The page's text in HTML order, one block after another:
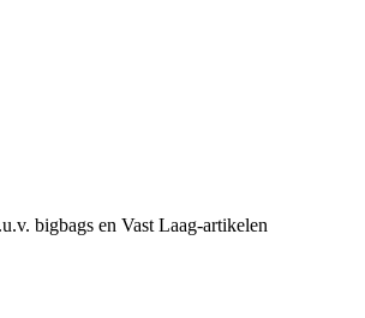
bigbags en Vast Laag-artikelen